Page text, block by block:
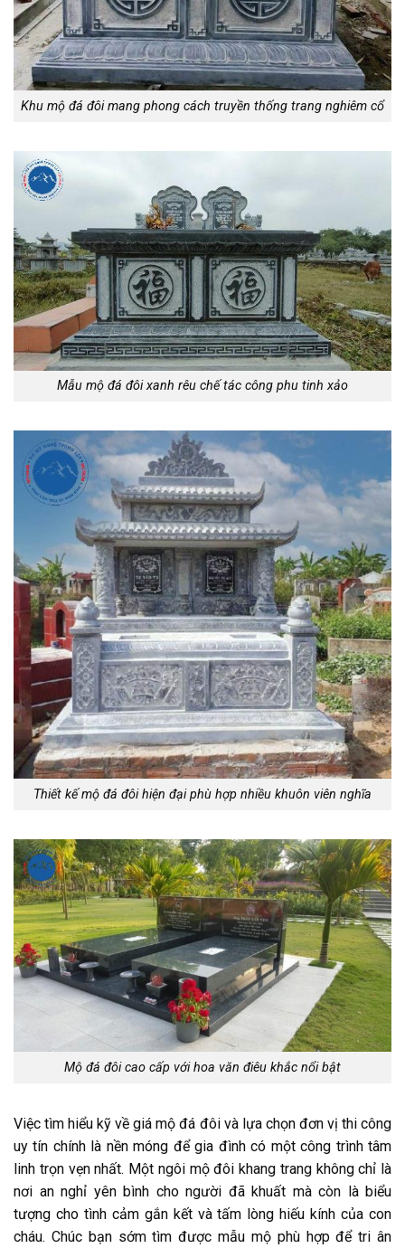
Khu mộ đá đôi mang phong cách truyền thống trang nghiêm cổ
Mẫu mộ đá đôi xanh rêu chế tác công phu tinh xảo
Thiết kế mộ đá đôi hiện đại phù hợp nhiều khuôn viên nghĩa
Mộ đá đôi cao cấp với hoa văn điêu khắc nổi bật
Việc tìm hiểu kỹ về giá mộ đá đôi và lựa chọn đơn vị thi công
uy tín chính là nền móng để gia đình có một công trình tâm
linh trọn vẹn nhất. Một ngôi mộ đôi khang trang không chỉ là
nơi an nghỉ yên bình cho người đã khuất mà còn là biểu
tượng cho tình cảm gắn kết và tấm lòng hiếu kính của con
cháu. Chúc bạn sớm tìm được mẫu mộ phù hợp để tri ân